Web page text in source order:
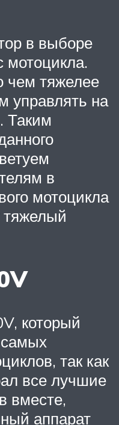
в выборе
мотоцикла.
чем тяжелее
управлять на
Таким
в
мотоцикла
тяжелый
который
так как
все лучшие
вместе,
аппарат